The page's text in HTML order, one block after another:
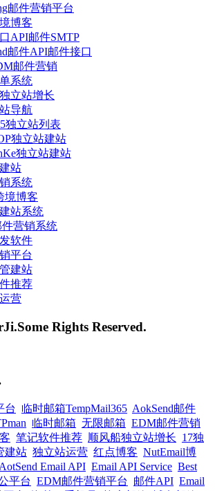
邮件营销平台
博客
API邮件SMTP
邮件API邮件接口
邮件营销
系统
立站增长
导航
独立站列表
独立站建站
独立站建站
站
系统
境博客
站系统
营销系统
软件
平台
建站
推荐
营
Rights Reserved.
台 临时邮箱TempMail365 AokSend邮件
临时邮箱 无限邮箱 EDM邮件营销
笔记软件推荐 顺风船独立站增长 17独
建站 独立站运营 红点博客 NutEmail博
AotSend Email API Email API Service Best
平台 EDM邮件营销平台 邮件API Email